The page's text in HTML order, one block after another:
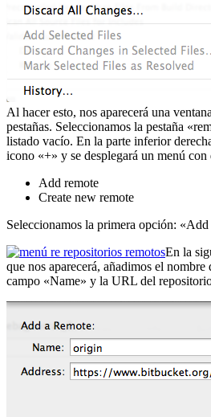
Al hacer esto, nos aparecerá una
pestañas. Seleccionamos la pestaña
listado vacío. En la parte inferior
icono «+» y se desplegará un menú con
Add remote
Create new remote
Seleccionamos la primera opción: «Add
En la
que nos aparecerá, añadimos el
campo «Name» y la URL del